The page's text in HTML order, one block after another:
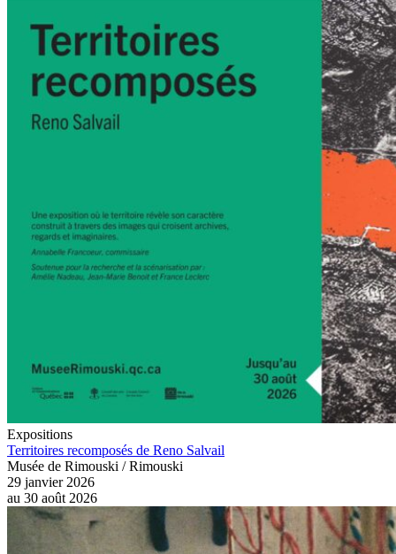
Expositions
Territoires recomposés de Reno Salvail
Musée de Rimouski / Rimouski
29 janvier 2026
au 30 août 2026